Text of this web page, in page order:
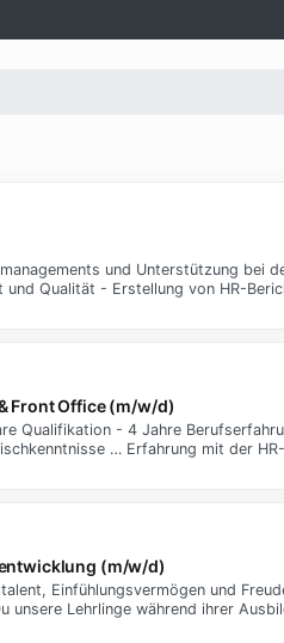
und Unterstützung bei
Qualität - Erstellung von HR-
Front Office (m/w/d)
Qualifikation - 4 Jahre
… Erfahrung mit der HR-
(m/w/d)
Einfühlungsvermögen und
unsere Lehrlinge während ihrer